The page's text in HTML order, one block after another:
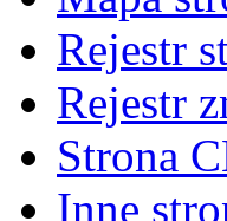
Rejestr
Rejestr
Strona
Inne